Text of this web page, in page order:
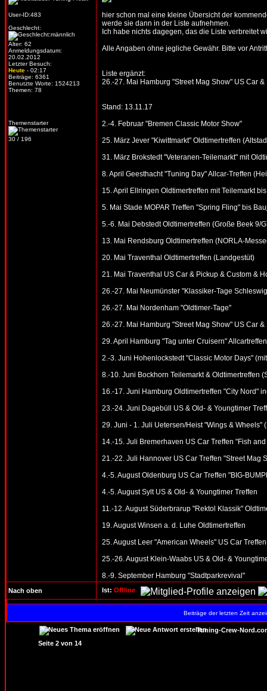
User-ID:483
Geschlecht:
Alter: 62
Anmeldungsdatum:
20.02.2012
Letzter Besuch:
Heute - 02:17
Beiträge: 6361
Benutzte Worte: 1524213
Themen: 78
Themenstarter
30 / 196
hier schon mal eine kleine Übersicht der
werde sie dann in der Liste aufnehmen.
Ich habe nichts dagegen, das die Liste verbreitet
Alle Angaben ohne jegliche Gewähr. Bitte vor
Liste ergänzt:
26.-27. Mai Hamburg "Street Mag Show" US Car
Stand: 13.11.17
2.-4. Februar "Bremen Classic Motor Show"
25. März Jever "Kiwittmarkt" Oldtimertreffen
31. März Brokstedt "Veteranen-Teilemarkt" mit
8. April Geesthacht "Tuning Day" Allcar-Treffen
15. April Ellringen Oldtimertreffen mit Teilemarkt
5. Mai Stade MOPAR Treffen "Spring Fling" bis
5.-6. Mai Debstedt Oldtimertreffen (Große Beek 9/
13. Mai Rendsburg Oldtimertreffen (NORLA-
20. Mai Traventhal Oldtimertreffen (Landgestüt)
21. Mai Traventhal US Car & Pickup & Custom &
26.-27. Mai Neumünster "Klassiker-Tage
26.-27. Mai Nordenham "Oldtimer-Tage"
26.-27. Mai Hamburg "Street Mag Show" US Car
29. April Hamburg "Tag unter Cruisern" Allcartreffen
2.-3. Juni Hohenlockstedt "Classic Motor Days"
8.-10. Juni Bockhorn Teilemarkt & Oldtimertreffen
16.-17. Juni Hamburg Oldtimertreffen "City Nord"
23.-24. Juni Dagebüll US & Old- & Youngtimer
29. Juni - 1. Juli Uetersen/Heist "Wings & Wheels"
14.-15. Juli Bremerhaven US Car Treffen "Fish
21.-22. Juli Hannover US Car Treffen "Street Mag
4.-5. August Oldenburg US Car Treffen "BIG-
4.-5. August Sylt US & Old- & Youngtimer Treffen
11.-12. August Süderbrarup "Rektol Klassik"
19. August Winsen a. d. Luhe Oldtimertreffen
25. August Leer "American Wheels" US Car Treffen
25.-26. August Klein-Waabs US & Old- &
8.-9. September Hamburg "Stadtparkrevival"
Nach oben Ist: Offline
Beiträge der letzten Zeit
Tuning-Crew-
Seite2 von14